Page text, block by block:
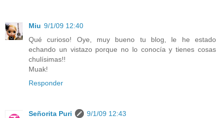
Miu 9/1/09 12:40
Qué curioso! Oye, muy bueno tu blog, le he estado
echando un vistazo porque no lo conocía y tienes cosas
chulísimas!!
Muak!
Responder
Señorita Puri
9/1/09 12:43